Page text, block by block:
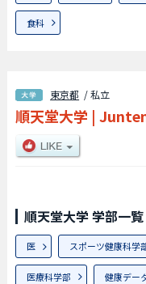
食科
東京都 / 私立
順天堂大学 |
順天堂大学 学部一覧
医 スポーツ健康科学
医療科学部 健康デー